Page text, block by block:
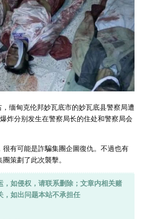
缅甸克伦邦妙瓦底市的妙瓦底县警察局遭
炸分别发生在警察局长的住处和警察局会
有可能是詐騙集團企圖復仇。不過也有
策劃了此次襲擊。
，如侵权，请联系删除；文章内相关赌
，如出问题本站不承担任